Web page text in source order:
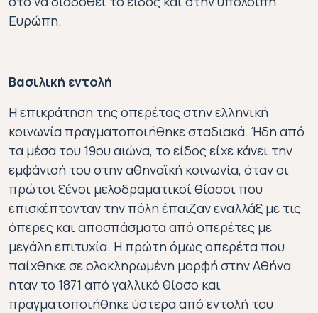
Ευρώπη.
Βασιλική εντολή
Η επικράτηση της οπερέτας στην ελληνική
κοινωνία πραγματοποιήθηκε σταδιακά. Ήδη από
τα μέσα του 19ου αιώνα, το είδος είχε κάνει την
εμφάνισή του στην αθηναϊκή κοινωνία, όταν οι
πρώτοι ξένοι μελοδραματικοί θίασοι που
επισκέπτονταν την πόλη έπαιζαν εναλλάξ με τις
όπερες και αποσπάσματα από οπερέτες με
μεγάλη επιτυχία. Η πρώτη όμως οπερέτα που
παίχθηκε σε ολοκληρωμένη μορφή στην Αθήνα
ήταν το 1871 από γαλλικό θίασο και
πραγματοποιήθηκε ύστερα από εντολή του